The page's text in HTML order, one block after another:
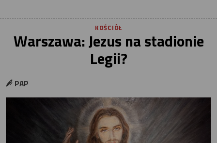
KOŚCIÓŁ
Warszawa: Jezus na stadionie
Legii?
PAP